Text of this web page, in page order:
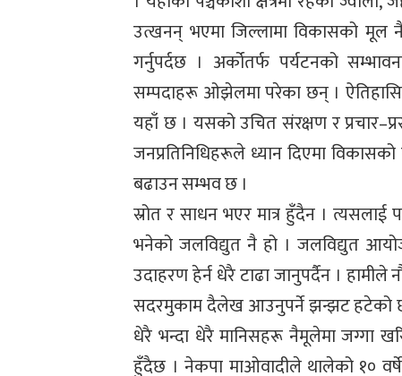
उत्खनन् भएमा जिल्लामा विकासको
गर्नुपर्दछ । अर्कोतर्फ पर्यटनको
सम्पदाहरू ओझेलमा परेका छन् ।
यहाँ छ । यसको उचित संरक्षण र
जनप्रतिनिधिहरूले ध्यान दिएमा
बढाउन सम्भव छ ।
स्रोत र साधन भएर मात्र हुँदैन । त्यसलाई
भनेको जलविद्युत नै हो । जलविद्युत
उदाहरण हेर्न धेरै टाढा जानुपर्दैन । हामीले
सदरमुकाम दैलेख आउनुपर्ने झन्झट हटेको छ
धेरै भन्दा धेरै मानिसहरू नैमूलेमा जग्गा
हुँदैछ । नेकपा माओवादीले थालेको १०